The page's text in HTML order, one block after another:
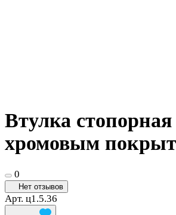
Втулка
хромовым
0
Нет отзывов
Арт. ц1.5.36